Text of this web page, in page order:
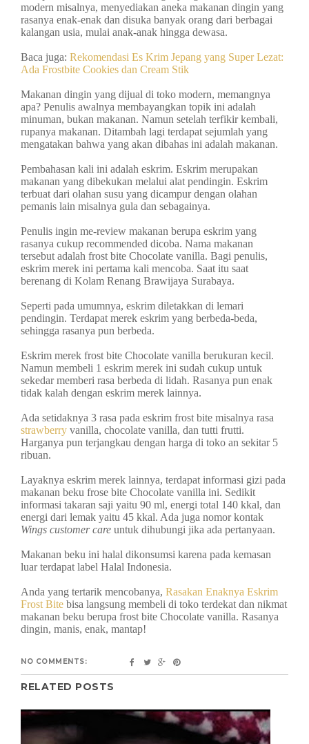
modern misalnya, menyediakan aneka makanan dingin yang
rasanya enak-enak dan disuka banyak orang dari berbagai
kalangan usia, mulai anak-anak hingga dewasa.
Baca juga: Rekomendasi Es Krim Jepang yang Super Lezat:
Ada Frostbite Cookies dan Cream Stik
Makanan dingin yang dijual di toko modern, memangnya
apa? Penulis awalnya membayangkan topik ini adalah
minuman, bukan makanan. Namun setelah terfikir kembali,
rupanya makanan. Ditambah lagi terdapat sejumlah yang
mengatakan bahwa yang akan dibahas ini adalah makanan.
Pembahasan kali ini adalah eskrim. Eskrim merupakan
makanan yang dibekukan melalui alat pendingin. Eskrim
terbuat dari olahan susu yang dicampur dengan olahan
pemanis lain misalnya gula dan sebagainya.
Penulis ingin me-review makanan berupa eskrim yang
rasanya cukup recommended dicoba. Nama makanan
tersebut adalah frost bite Chocolate vanilla. Bagi penulis,
eskrim merek ini pertama kali mencoba. Saat itu saat
berenang di Kolam Renang Brawijaya Surabaya.
Seperti pada umumnya, eskrim diletakkan di lemari
pendingin. Terdapat merek eskrim yang berbeda-beda,
sehingga rasanya pun berbeda.
Eskrim merek frost bite Chocolate vanilla berukuran kecil.
Namun membeli 1 eskrim merek ini sudah cukup untuk
sekedar memberi rasa berbeda di lidah. Rasanya pun enak
tidak kalah dengan eskrim merek lainnya.
Ada setidaknya 3 rasa pada eskrim frost bite misalnya rasa
strawberry vanilla, chocolate vanilla, dan tutti frutti.
Harganya pun terjangkau dengan harga di toko an sekitar 5
ribuan.
Layaknya eskrim merek lainnya, terdapat informasi gizi pada
makanan beku frose bite Chocolate vanilla ini. Sedikit
informasi takaran saji yaitu 90 ml, energi total 140 kkal, dan
energi dari lemak yaitu 45 kkal. Ada juga nomor kontak
Wings customer care untuk dihubungi jika ada pertanyaan.
Makanan beku ini halal dikonsumsi karena pada kemasan
luar terdapat label Halal Indonesia.
Anda yang tertarik mencobanya, Rasakan Enaknya Eskrim
Frost Bite bisa langsung membeli di toko terdekat dan nikmat
makanan beku berupa frost bite Chocolate vanilla. Rasanya
dingin, manis, enak, mantap!
NO COMMENTS:
RELATED POSTS